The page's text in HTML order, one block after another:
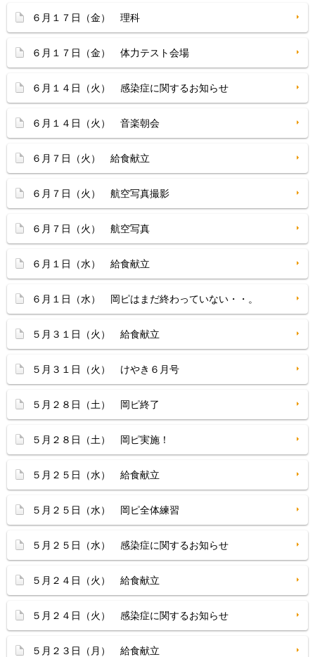
６月１７日（金） 理科
６月１７日（金） 体力テスト会場
６月１４日（火） 感染症に関するお知らせ
６月１４日（火） 音楽朝会
６月７日（火） 給食献立
６月７日（火） 航空写真撮影
６月７日（火） 航空写真
６月１日（水） 給食献立
６月１日（水） 岡ピはまだ終わっていない・・。
５月３１日（火） 給食献立
５月３１日（火） けやき６月号
５月２８日（土） 岡ピ終了
５月２８日（土） 岡ピ実施！
５月２５日（水） 給食献立
５月２５日（水） 岡ピ全体練習
５月２５日（水） 感染症に関するお知らせ
５月２４日（火） 給食献立
５月２４日（火） 感染症に関するお知らせ
５月２３日（月） 給食献立